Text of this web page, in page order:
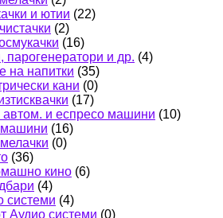
и ютии (22)
(2)
(16)
парогенератори и др. (4)
на напитки (35)
кани (0)
(17)
и еспресо машини (10)
(16)
(0)
(36)
кино (6)
(4)
системи (4)
Аудио системи (0)